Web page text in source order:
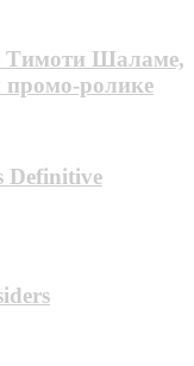
Тимоти Шаламе,
промо-ролике
Definitive